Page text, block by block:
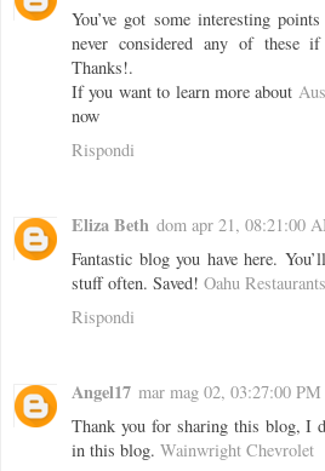
You’ve got some interesting
never considered any of these
Thanks!.
If you want to learn more about
now
Rispondi
Eliza Beth dom apr 21, 08:21:00
Fantastic blog you have here.
stuff often. Saved! Oahu Restaurants
Rispondi
Angel17 mar mag 02, 03:27:00 PM
Thank you for sharing this blog, I
in this blog. Wainwright Chevrolet